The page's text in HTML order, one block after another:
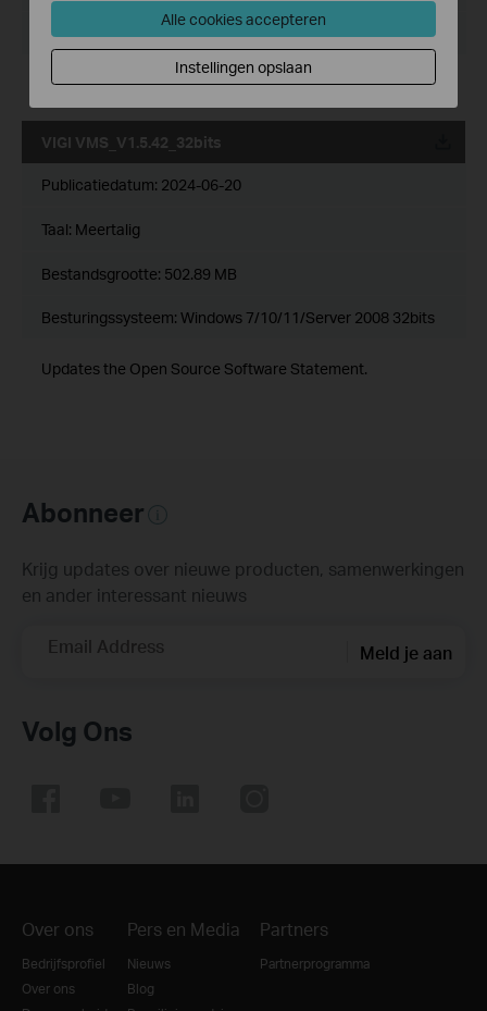
Besturingssysteem: Windows 7/10/11/Server 2008 64bits
Updates the Open Source Software Statement.
VIGI VMS_V1.5.42_32bits
Publicatiedatum: 2024-06-20
Taal: Meertalig
Bestandsgrootte: 502.89 MB
Besturingssysteem: Windows 7/10/11/Server 2008 32bits
Updates the Open Source Software Statement.
Abonneer
Krijg updates over nieuwe producten, samenwerkingen
en ander interessant nieuws
Email Address Meld je aan
Volg Ons
Over ons
Bedrijfsprofiel
Over ons
Pers en Media
Nieuws
Blog
Partners
Partnerprogramma
Alle cookies accepteren
Instellingen opslaan